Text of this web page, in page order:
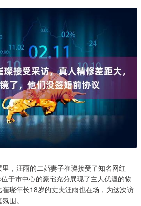
，汪雨的二婚妻子崔璨接受了知名网红
于市中心的豪宅充分展现了主人优渥的物
璨年长18岁的丈夫汪雨也在场，为这次访
围。